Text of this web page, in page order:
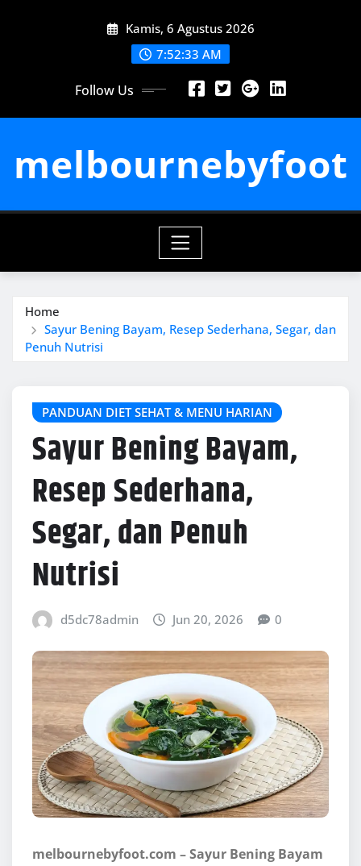
Kamis, 6 Agustus 2026
7:52:35 AM
Follow Us
melbournebyfoot
Home
Sayur Bening Bayam, Resep Sederhana, Segar, dan
Penuh Nutrisi
PANDUAN DIET SEHAT & MENU HARIAN
Sayur Bening Bayam,
Resep Sederhana,
Segar, dan Penuh
Nutrisi
d5dc78admin Jun 20, 2026 0
melbournebyfoot.com – Sayur Bening Bayam